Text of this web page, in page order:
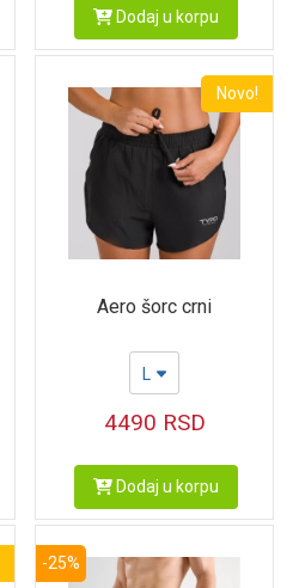
Dodaj u korpu
Novo!
Aero šorc crni
L
4490 RSD
Dodaj u korpu
-25%